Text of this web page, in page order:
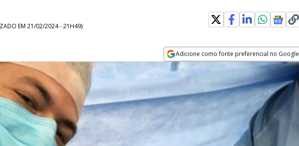
EM 21/02/2024 - 21H49)
Adicione como fonte preferencial no Google
Opens in new window